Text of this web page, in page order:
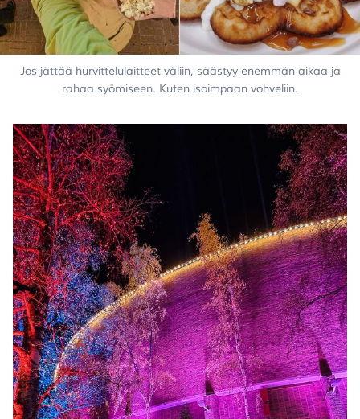
Jos jättää hurvittelulaitteet väliin, säästyy enemmän aikaa ja
rahaa syömiseen. Kuten isoimpaan vohveliin.